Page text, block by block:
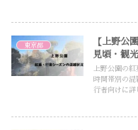
東京都
【上野公
見頃・観
上野公園の
時間帯別の
行者向けに詳